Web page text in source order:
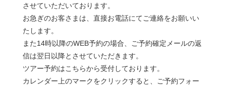
させていただいております。
お急ぎのお客さまは、直接お電話にてご連絡をお願いい
たします。
また14時以降のWEB予約の場合、ご予約確定メールの返
信は翌日以降とさせていただきます。
ツアー予約はこちらから受付しております。
カレンダー上のマークをクリックすると、ご予約フォー